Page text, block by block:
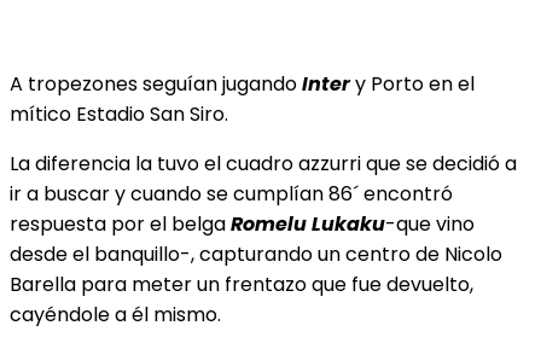
A tropezones seguían jugandoIntery Porto en el
mítico Estadio San Siro.
La diferencia la tuvo el cuadro azzurri que se decidió a
ir a buscar y cuando se cumplían 86´ encontró
respuesta por el belgaRomelu Lukaku-que vino
desde el banquillo-, capturando un centro de Nicolo
Barella para meter un frentazo que fue devuelto,
cayéndole a él mismo.